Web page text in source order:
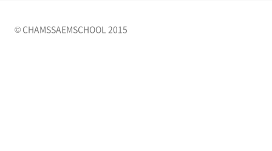
© CHAMSSAEMSCHOOL 2015